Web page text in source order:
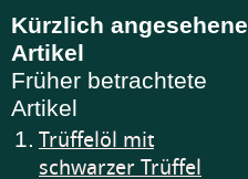
Kürzlich angesehene
Artikel
Früher betrachtete
Artikel
1. Trüffelöl mit
schwarzer Trüffel